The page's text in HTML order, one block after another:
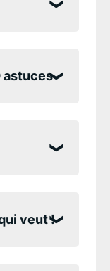
astuces
veut !